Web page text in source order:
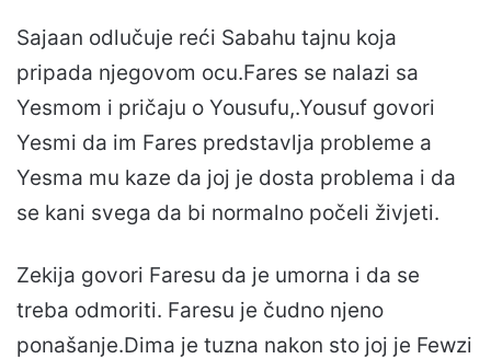
Sajaan odlučuje reći Sabahu tajnu koja
pripada njegovom ocu.Fares se nalazi sa
Yesmom i pričaju o Yousufu,.Yousuf govori
Yesmi da im Fares predstavlja probleme a
Yesma mu kaze da joj je dosta problema i da
se kani svega da bi normalno počeli živjeti.
Zekija govori Faresu da je umorna i da se
treba odmoriti. Faresu je čudno njeno
ponašanje.Dima je tuzna nakon sto joj je Fewzi